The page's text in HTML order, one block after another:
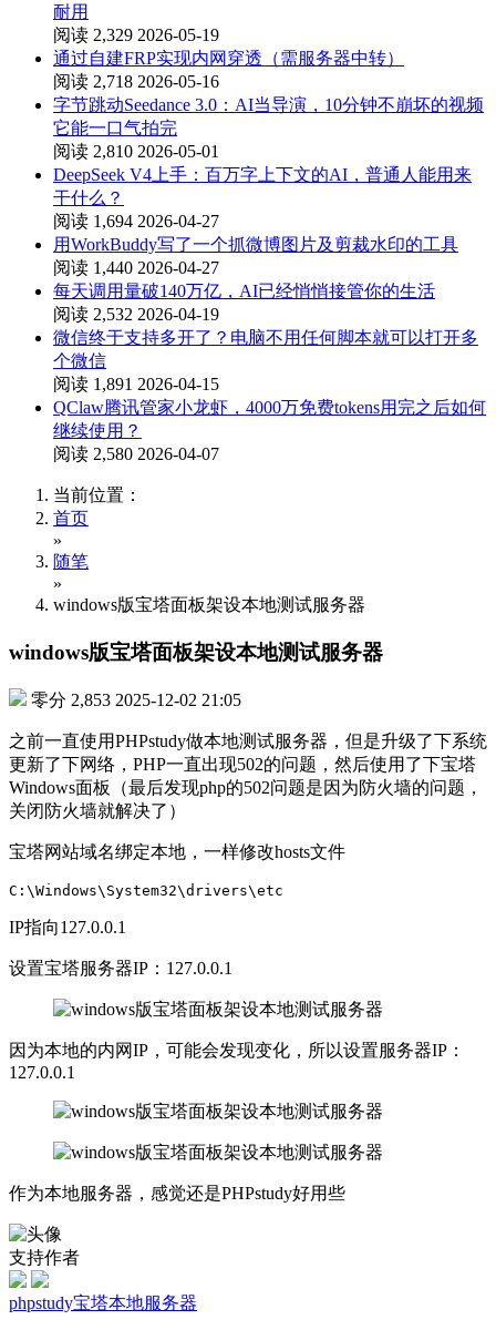
耐用
阅读 2,329 2026-05-19
通过自建FRP实现内网穿透（需服务器中转）
阅读 2,718 2026-05-16
字节跳动Seedance 3.0：AI当导演，10分钟不崩坏的视频
它能一口气拍完
阅读 2,810 2026-05-01
DeepSeek V4上手：百万字上下文的AI，普通人能用来
干什么？
阅读 1,694 2026-04-27
用WorkBuddy写了一个抓微博图片及剪裁水印的工具
阅读 1,440 2026-04-27
每天调用量破140万亿，AI已经悄悄接管你的生活
阅读 2,532 2026-04-19
微信终于支持多开了？电脑不用任何脚本就可以打开多
个微信
阅读 1,891 2026-04-15
QClaw腾讯管家小龙虾，4000万免费tokens用完之后如何
继续使用？
阅读 2,580 2026-04-07
当前位置：
首页
»
随笔
»
windows版宝塔面板架设本地测试服务器
windows版宝塔面板架设本地测试服务器
零分 2,853 2025-12-02 21:05
之前一直使用PHPstudy做本地测试服务器，但是升级了下系统
更新了下网络，PHP一直出现502的问题，然后使用了下宝塔
Windows面板（最后发现php的502问题是因为防火墙的问题，
关闭防火墙就解决了）
宝塔网站域名绑定本地，一样修改hosts文件
C:\Windows\System32\drivers\etc
IP指向127.0.0.1
设置宝塔服务器IP：127.0.0.1
因为本地的内网IP，可能会发现变化，所以设置服务器IP：
127.0.0.1
作为本地服务器，感觉还是PHPstudy好用些
支持作者
phpstudy宝塔本地服务器